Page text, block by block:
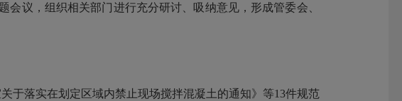
议，组织相关部门进行充分研讨、吸纳意见，形成管委会、
于落实在划定区域内禁止现场搅拌混凝土的通知》等13件规范